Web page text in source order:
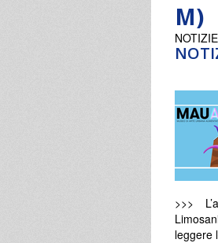
M)
NOTIZIE
>>>
leggere